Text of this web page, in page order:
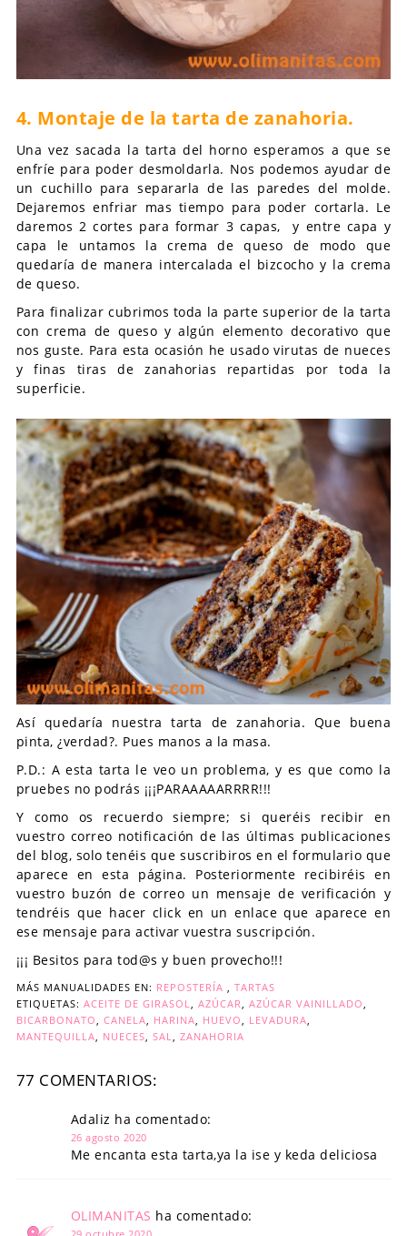
4. Montaje de la tarta de zanahoria.
Una vez sacada la tarta del horno esperamos a que se
enfríe para poder desmoldarla. Nos podemos ayudar de
un cuchillo para separarla de las paredes del molde.
Dejaremos enfriar mas tiempo para poder cortarla. Le
daremos 2 cortes para formar 3 capas, y entre capa y
capa le untamos la crema de queso de modo que
quedaría de manera intercalada el bizcocho y la crema
de queso.
Para finalizar cubrimos toda la parte superior de la tarta
con crema de queso y algún elemento decorativo que
nos guste. Para esta ocasión he usado virutas de nueces
y finas tiras de zanahorias repartidas por toda la
superficie.
Así quedaría nuestra tarta de zanahoria. Que buena
pinta, ¿verdad?. Pues manos a la masa.
P.D.: A esta tarta le veo un problema, y es que como la
pruebes no podrás ¡¡¡PARAAAAARRRR!!!
Y como os recuerdo siempre; si queréis recibir en
vuestro correo notificación de las últimas publicaciones
del blog, solo tenéis que suscribiros en el formulario que
aparece en esta página. Posteriormente recibiréis en
vuestro buzón de correo un mensaje de verificación y
tendréis que hacer click en un enlace que aparece en
ese mensaje para activar vuestra suscripción.
¡¡¡ Besitos para tod@s y buen provecho!!!
MÁS MANUALIDADES EN: REPOSTERÍA
TARTAS
ETIQUETAS: ACEITE DE GIRASOL AZÚCAR AZÚCAR VAINILLADO
BICARBONATO
CANELA HARINA HUEVO LEVADURA
MANTEQUILLA
NUECES SAL ZANAHORIA
77 COMENTARIOS:
Adaliz ha comentado:
26 agosto 2020
Me encanta esta tarta,ya la ise y keda deliciosa
OLIMANITAS ha comentado: